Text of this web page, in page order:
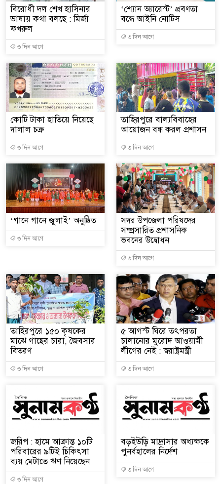
বিরোধী দল শেখ হাসিনার
ভাষায় কথা বলছে : মির্জা
ফখরুল
৩ দিন আগে
‘শ্যোন অ্যারেস্ট’ প্রবণতা
বন্ধে আইনি নোটিস
৩ দিন আগে
কোটি টাকা হাতিয়ে নিয়েছে
দালাল চক্র
৩ দিন আগে
তাহিরপুরে বাল্যবিবাহের
আয়োজন বন্ধ করল প্রশাসন
৩ দিন আগে
‘গানে গানে জুলাই’ অনুষ্ঠিত
৩ দিন আগে
সদর উপজেলা পরিষদের
সম্প্রসারিত প্রশাসনিক
ভবনের উদ্বোধন
৩ দিন আগে
তাহিরপুরে ১৫০ কৃষকের
মাঝে গাছের চারা, জৈবসার
বিতরণ
৩ দিন আগে
৫ আগস্ট ঘিরে তৎপরতা
চালানোর মুরোদ আওয়ামী
লীগের নেই : স্বরাষ্ট্রমন্ত্রী
৩ দিন আগে
জরিপ : হামে আক্রান্ত ১০টি
পরিবারের ৯টিই চিকিৎসা
ব্যয় মেটাতে ঋণ নিয়েছেন
৩ দিন আগে
বড়ইউড়ি মাদ্রাসার অধ্যক্ষকে
পুনর্বহালের নির্দেশ
৩ দিন আগে